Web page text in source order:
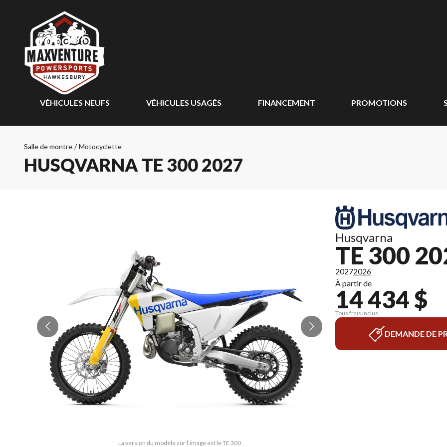
VÉHICULES NEUFS VÉHICULES USAGÉS FINANCEMENT PROMOTIONS
Salle de montre / Motocyclette
HUSQVARNA TE 300 2027
La version du modèle sur l'image est le TE 300
Husqvarna
TE 300
20272026
À partir de
14 434 $
Tous frais inclus
DEMANDE DE